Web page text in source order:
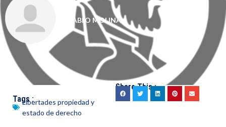
PABLO MOLINA
Tags :
Libertades propiedad y
estado de derecho
Share This :